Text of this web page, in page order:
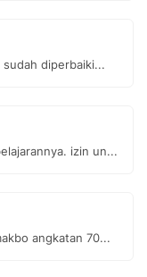
diperbaiki...
izin un...
angkatan 70...